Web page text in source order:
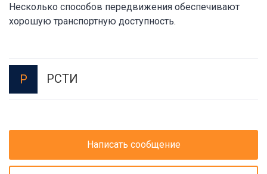
Несколько способов передвижения обеспечивают
хорошую транспортную доступность.
Р РСТИ
Написать сообщение